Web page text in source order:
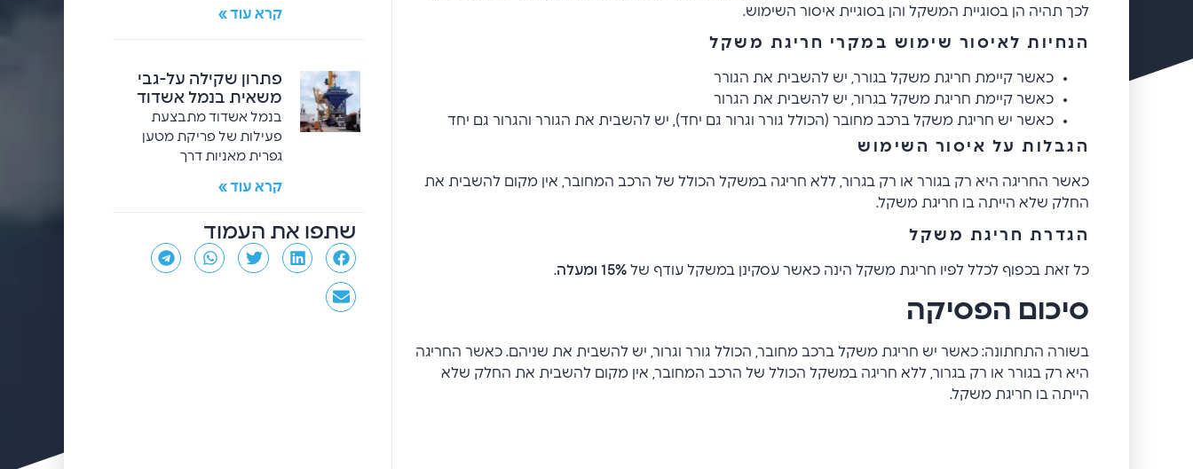
לכך תהיה הן בסוגיית המשקל והן בסוגיית איסור השימוש.
הנחיות לאיסור שימוש במקרי חריגת משקל
כאשר קיימת חריגת משקל בגורר, יש להשבית את הגורר
כאשר קיימת חריגת משקל בגרור, יש להשבית את הגרור
כאשר יש חריגת משקל ברכב מחובר (הכולל גורר וגרור גם יחד), יש להשבית את הגורר והגרור גם יחד
הגבלות על איסור השימוש
כאשר החריגה היא רק בגורר או רק בגרור, ללא חריגה במשקל הכולל של הרכב המחובר, אין מקום להשבית את
החלק שלא הייתה בו חריגת משקל.
הגדרת חריגת משקל
כל זאת בכפוף לכלל לפיו חריגת משקל הינה כאשר עסקינן במשקל עודף של 15% ומעלה .
סיכום הפסיקה
בשורה התחתונה: כאשר יש חריגת משקל ברכב מחובר, הכולל גורר וגרור, יש להשבית את שניהם. כאשר החריגה
היא רק בגורר או רק בגרור, ללא חריגה במשקל הכולל של הרכב המחובר, אין מקום להשבית את החלק שלא
הייתה בו חריגת משקל.
קרא עוד »
פתרון שקילה על-גבי
משאית בנמל אשדוד
בנמל אשדוד מתבצעת
פעילות של פריקת מטען
גפרית מאניות דרך
קרא עוד »
שתפו את העמוד